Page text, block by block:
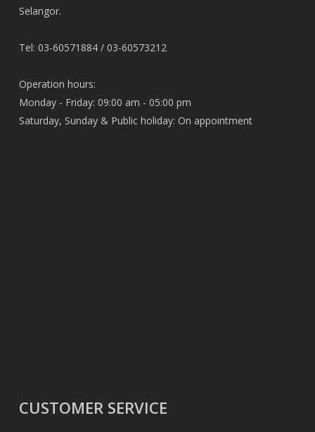
Selangor.
Tel: 03-60571884 / 03-60573212
Operation hours:
Monday - Friday: 09:00 am - 05:00 pm
Saturday, Sunday & Public holiday: On appointment
CUSTOMER SERVICE